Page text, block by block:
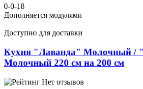
0-0-18
Дополняется модулями
Доступно для доставки
Кухня "Лаванда" Молочный /
Молочный 220 см на 200 см
Нет отзывов